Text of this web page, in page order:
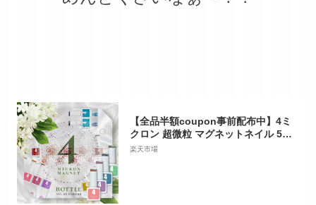
【全品半額coupon事前配布中】4ミ
クロン 超微粒 マグネットネイル 5ミ
クロンを超える細かさ まるでパール
楽天市場